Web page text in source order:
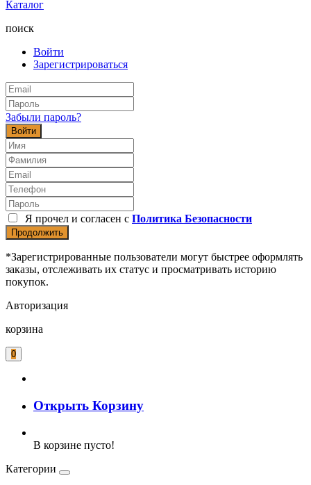
Каталог
поиск
Войти
Зарегистрироваться
Забыли пароль?
Войти
Я прочел и согласен с Политика Безопасности
Продолжить
*Зарегистрированные пользователи могут быстрее оформлять
заказы, отслеживать их статус и просматривать историю
покупок.
Авторизация
корзина
0
Открыть Корзину
В корзине пусто!
Категории